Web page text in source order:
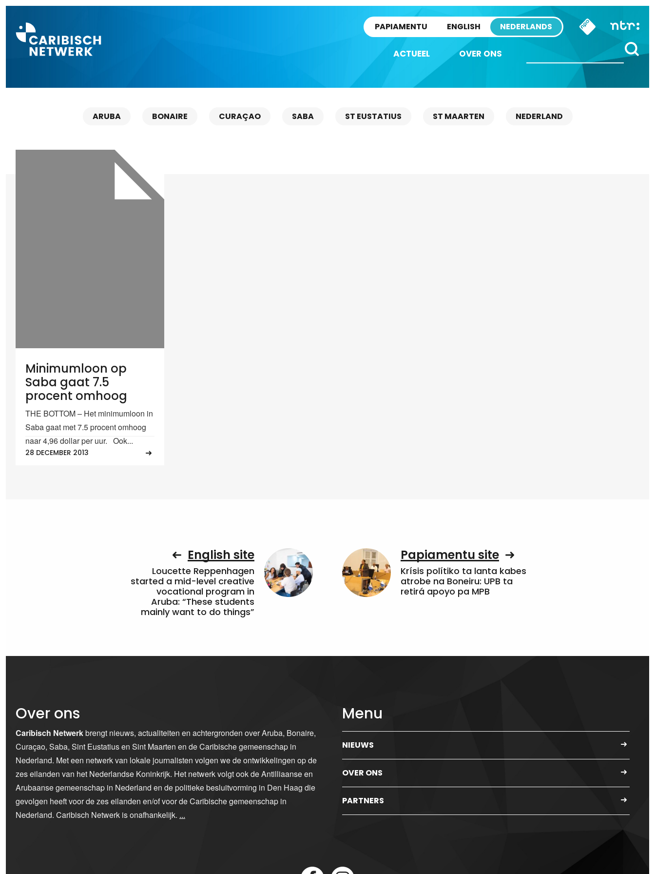
PAPIAMENTU ENGLISH NEDERLANDS
ACTUEEL OVER ONS
ARUBA BONAIRE CURAÇAO SABA ST EUSTATIUS ST MAARTEN NEDERLAND
Minimumloon op
Saba gaat 7.5
procent omhoog
THE BOTTOM – Het minimumloon in
Saba gaat met 7.5 procent omhoog
naar 4,96 dollar per uur. Ook...
28 DECEMBER 2013
English site
Loucette Reppenhagen
started a mid-level creative
vocational program in
Aruba: “These students
mainly want to do things”
Papiamentu site
Krísis polítiko ta lanta kabes
atrobe na Boneiru: UPB ta
retirá apoyo pa MPB
Over ons
Caribisch Netwerkbrengt nieuws, actualiteiten en achtergronden over Aruba, Bonaire,
Curaçao, Saba, Sint Eustatius en Sint Maarten en de Caribische gemeenschap in
Nederland. Met een netwerk van lokale journalisten volgen we de ontwikkelingen op de
zes eilanden van het Nederlandse Koninkrijk. Het netwerk volgt ook de Antilliaanse en
Arubaanse gemeenschap in Nederland en de politieke besluitvorming in Den Haag die
gevolgen heeft voor de zes eilanden en/of voor de Caribische gemeenschap in
Nederland. Caribisch Netwerk is onafhankelijk. ...
Menu
NIEUWS
OVER ONS
PARTNERS